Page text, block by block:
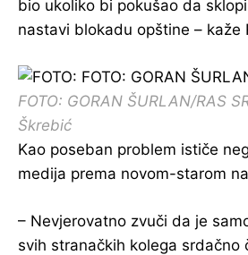
bio ukoliko bi pokušao da
nastavi blokadu opštine – kaže
FOTO: GORAN ŠURLAN/RAS
Škrebić
Kao poseban problem ističe
medija prema novom-starom
– Nevjerovatno zvuči da je
svih stranačkih kolega srdačno